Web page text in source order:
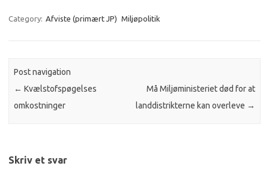
Category: Afviste (primært JP) Miljøpolitik
Post navigation
← Kvælstofspøgelses
omkostninger
Må Miljøministeriet død for at
landdistrikterne kan overleve →
Skriv et svar